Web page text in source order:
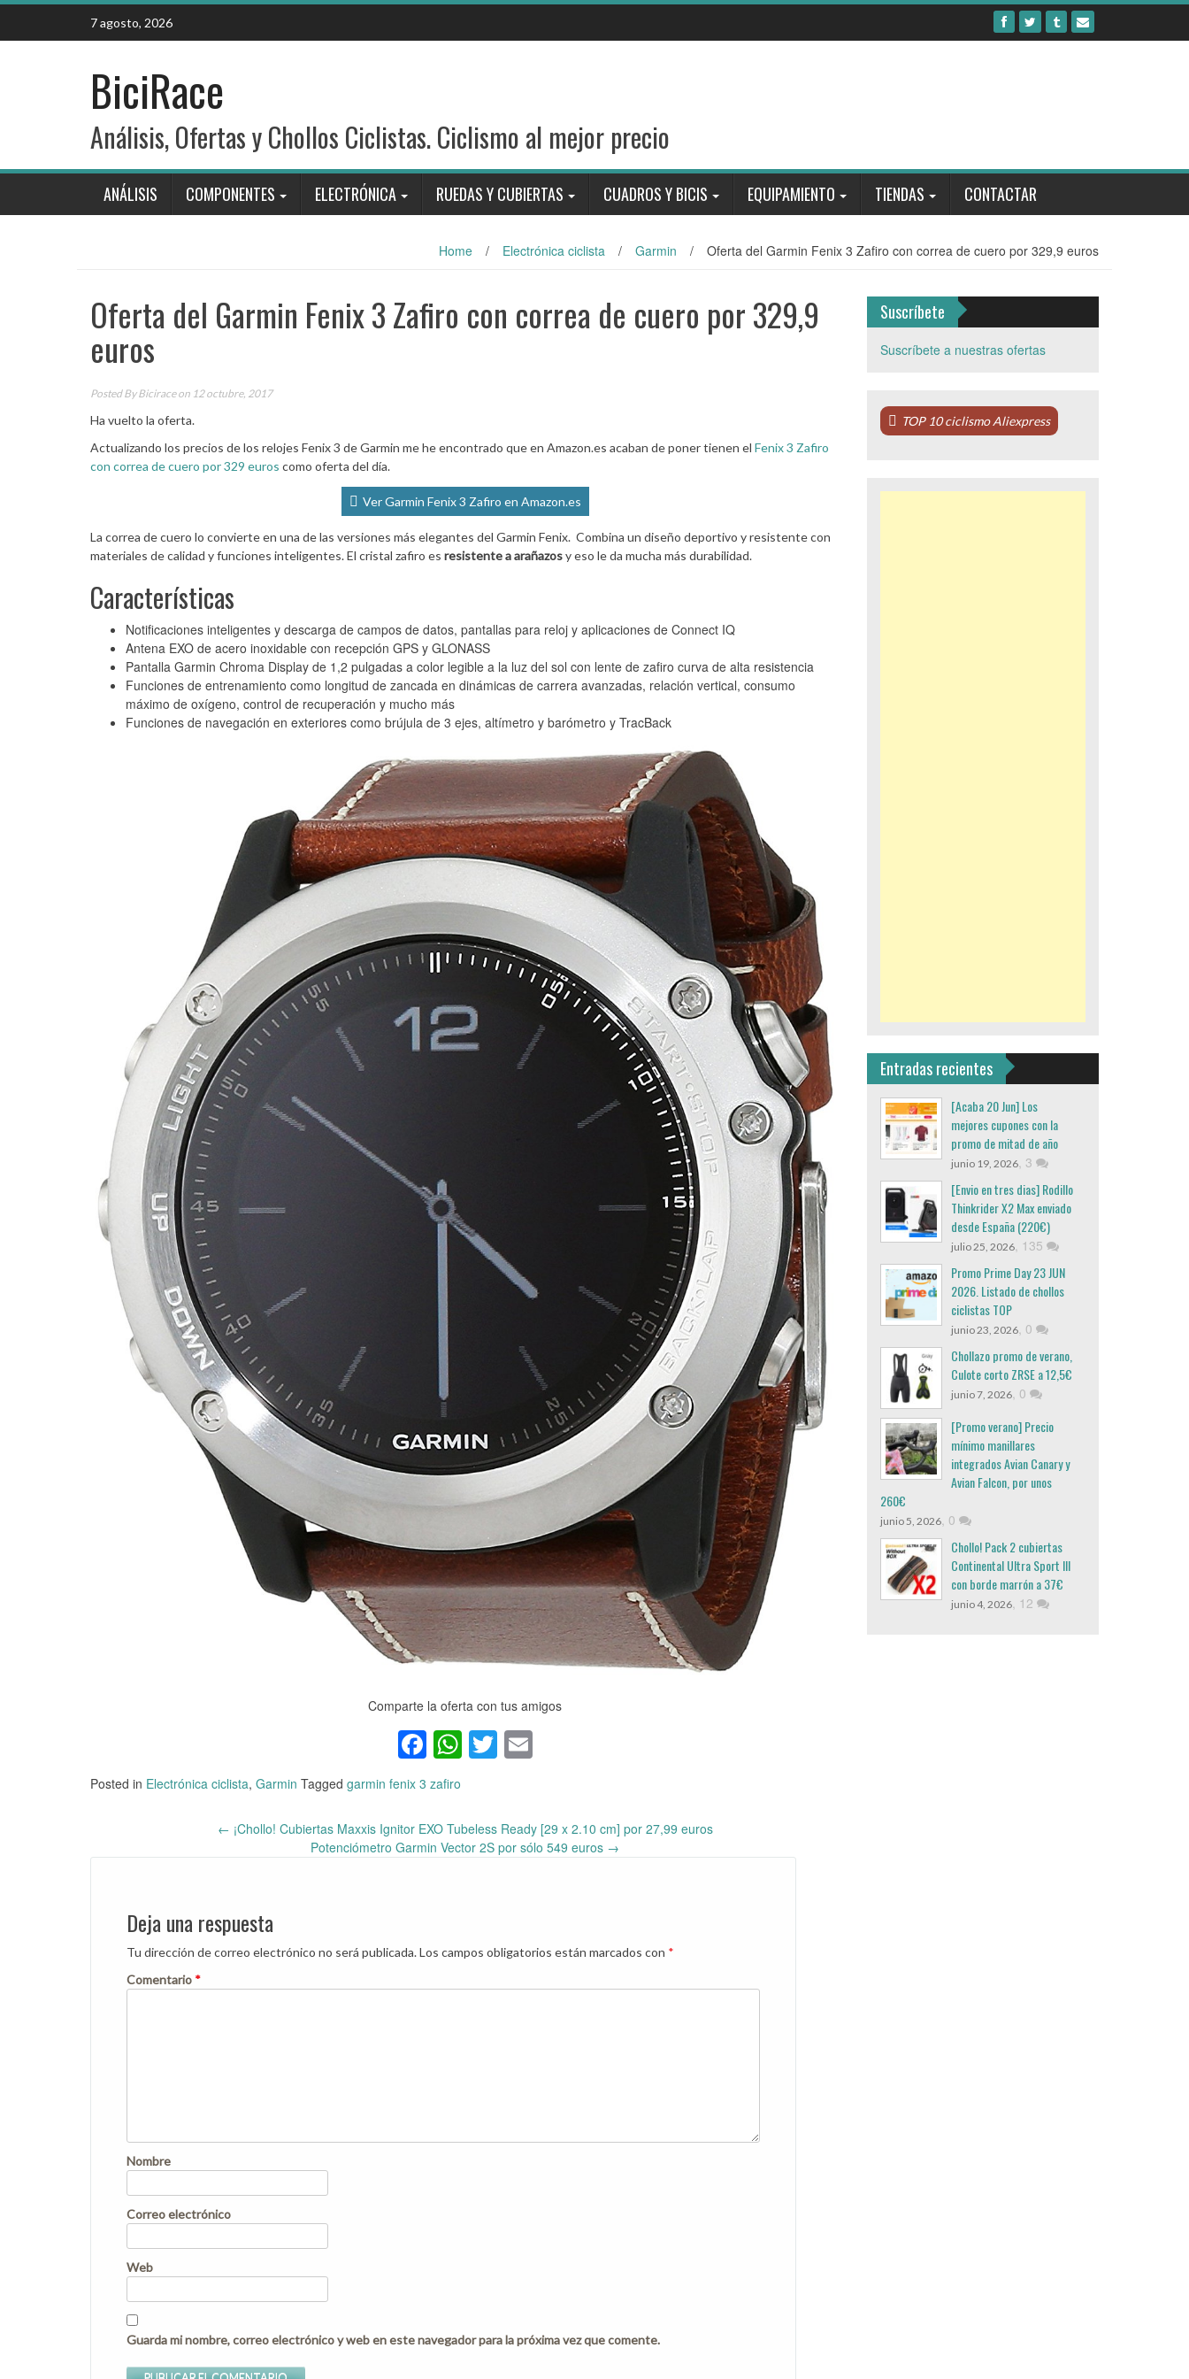
Skip
content
7 agosto, 2026
BiciRace
Análisis, Ofertas y Chollos Ciclistas. Ciclismo al mejor precio
ANÁLISIS COMPONENTES ELECTRÓNICA RUEDAS Y CUBIERTAS CUADROS Y BICIS EQUIPAMIENTO TIENDAS CONTACTAR
Home / Electrónica ciclista / Garmin / Oferta del Garmin Fenix 3 Zafiro con correa de cuero por 329,9 euros
Oferta del Garmin Fenix 3 Zafiro con correa de cuero por 329,9
euros
Posted ByBiciraceon 12 octubre, 2017
Ha vuelto la oferta.
Actualizando los precios de los relojes Fenix 3 de Garmin me he encontrado que en Amazon.es acaban de poner tienen el Fenix 3 Zafiro
con correa de cuero por 329 euros como oferta del día.
Ver Garmin Fenix 3 Zafiro en Amazon.es
La correa de cuero lo convierte en una de las versiones más elegantes del Garmin Fenix. Combina un diseño deportivo y resistente con
materiales de calidad y funciones inteligentes. El cristal zafiro es resistente a arañazosy eso le da mucha más durabilidad.
Características
Notificaciones inteligentes y descarga de campos de datos, pantallas para reloj y aplicaciones de Connect IQ
Antena EXO de acero inoxidable con recepción GPS y GLONASS
Pantalla Garmin Chroma Display de 1,2 pulgadas a color legible a la luz del sol con lente de zafiro curva de alta resistencia
Funciones de entrenamiento como longitud de zancada en dinámicas de carrera avanzadas, relación vertical, consumo
máximo de oxígeno, control de recuperación y mucho más
Funciones de navegación en exteriores como brújula de 3 ejes, altímetro y barómetro y TracBack
Comparte la oferta con tus amigos
Facebook
WhatsApp
Twitter
Email
Posted in Electrónica ciclista, Garmin Tagged garmin fenix 3 zafiro
Post
← ¡Chollo! Cubiertas Maxxis Ignitor EXO Tubeless Ready [29 x 2.10 cm] por 27,99 euros
Potenciómetro Garmin Vector 2S por sólo 549 euros →
Deja una respuesta
Tu dirección de correo electrónico no será publicada.Los campos obligatorios están marcados con *
Comentario *
Nombre
Correo electrónico
Web
Guarda mi nombre, correo electrónico y web en este navegador para la próxima vez que comente.
Suscríbete
Suscríbete a nuestras ofertas
TOP 10 ciclismo Aliexpress
Entradas recientes
[Acaba 20 Jun] Los
mejores cupones con la
promo de mitad de año
junio 19, 2026, 3
[Envio en tres dias] Rodillo
Thinkrider X2 Max enviado
desde España (220€)
julio 25, 2026, 135
Promo Prime Day 23 JUN
2026. Listado de chollos
ciclistas TOP
junio 23, 2026, 0
Chollazo promo de verano,
Culote corto ZRSE a 12,5€
junio 7, 2026, 0
[Promo verano] Precio
mínimo manillares
integrados Avian Canary y
Avian Falcon, por unos
260€
junio 5, 2026, 0
Chollo! Pack 2 cubiertas
Continental Ultra Sport III
con borde marrón a 37€
junio 4, 2026, 12